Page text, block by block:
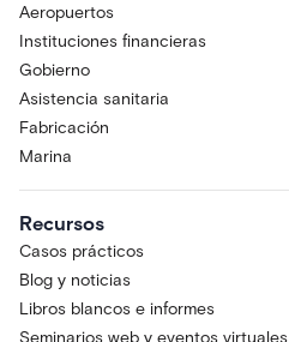
Aeropuertos
Instituciones financieras
Gobierno
Asistencia sanitaria
Fabricación
Marina
Recursos
Casos prácticos
Blog y noticias
Libros blancos e informes